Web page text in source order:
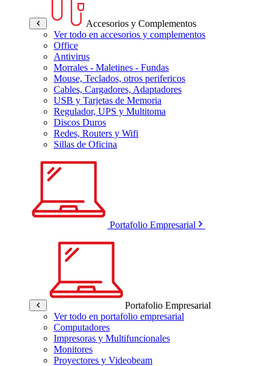
Accesorios y Complementos
Ver todo en accesorios y complementos
Office
Antivirus
Morrales - Maletines - Fundas
Mouse, Teclados, otros perifericos
Cables, Cargadores, Adaptadores
USB y Tarjetas de Memoria
Regulador, UPS y Multitoma
Discos Duros
Redes, Routers y Wifi
Sillas de Oficina
Portafolio Empresarial
Portafolio Empresarial
Ver todo en portafolio empresarial
Computadores
Impresoras y Multifuncionales
Monitores
Proyectores y Videobeam